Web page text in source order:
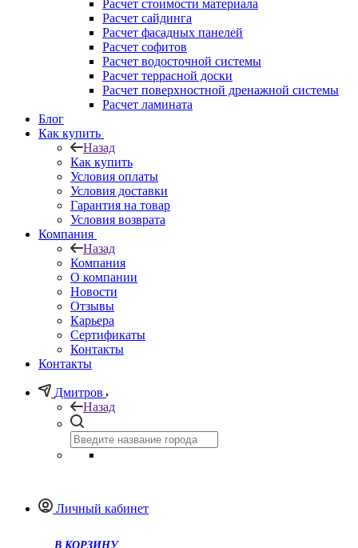
Расчет стоимости материала
Расчет сайдинга
Расчет фасадных панелей
Расчет софитов
Расчет водосточной системы
Расчет террасной доски
Расчет поверхностной дренажной системы
Расчет ламината
Блог
Как купить
Назад
Как купить
Условия оплаты
Условия доставки
Гарантия на товар
Условия возврата
Компания
Назад
Компания
О компании
Новости
Отзывы
Карьера
Сертификаты
Контакты
Контакты
Дмитров
Назад
Личный кабинет